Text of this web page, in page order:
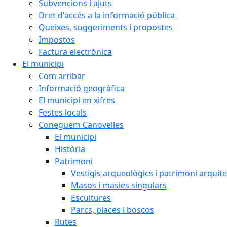
Subvencions i ajuts
Dret d'accés a la informació pública
Queixes, suggeriments i propostes
Impostos
Factura electrònica
El municipi
Com arribar
Informació geogràfica
El municipi en xifres
Festes locals
Coneguem Canovelles
El municipi
Història
Patrimoni
Vestigis arqueològics i patrimoni
Masos i masies singulars
Escultures
Parcs, places i boscos
Rutes